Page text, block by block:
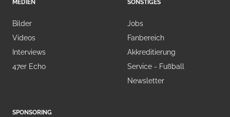
MEDIEN
Bilder
Videos
Interviews
47er Echo
SPONSORING
SONSTIGES
Jobs
Fanbereich
Akkreditierung
Service - Fußball
Newsletter